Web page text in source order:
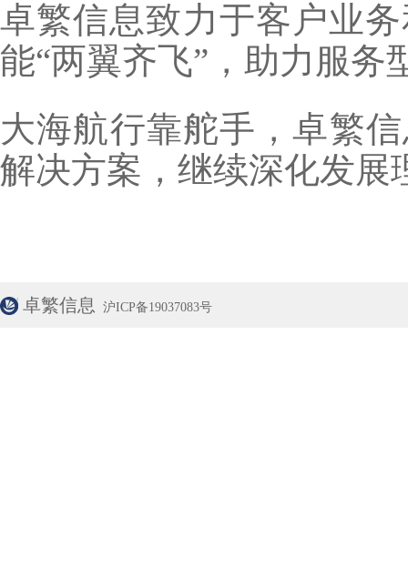
卓繁信息致力于客户业
能“两翼齐飞”，助力服务
大海航行靠舵手，卓繁
解决方案，继续深化发展
卓繁信息 沪ICP备19037083号